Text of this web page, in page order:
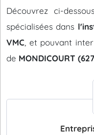
Découvrez ci-
spécialisées dans
VMC , et pouvant
de MONDICOURT